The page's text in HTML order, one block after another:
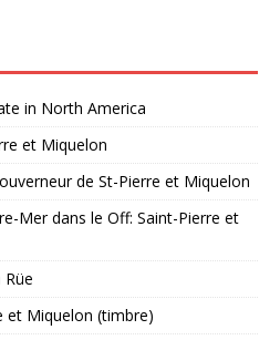
in North America
et Miquelon
de St-Pierre et Miquelon
Mer dans le Off: Saint-Pierre et
Rüe
et Miquelon (timbre)